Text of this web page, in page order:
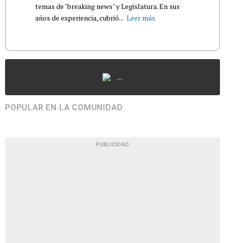
temas de "breaking news" y Legislatura. En sus
años de experiencia, cubrió... Leer más
...
POPULAR EN LA COMUNIDAD
PUBLICIDAD